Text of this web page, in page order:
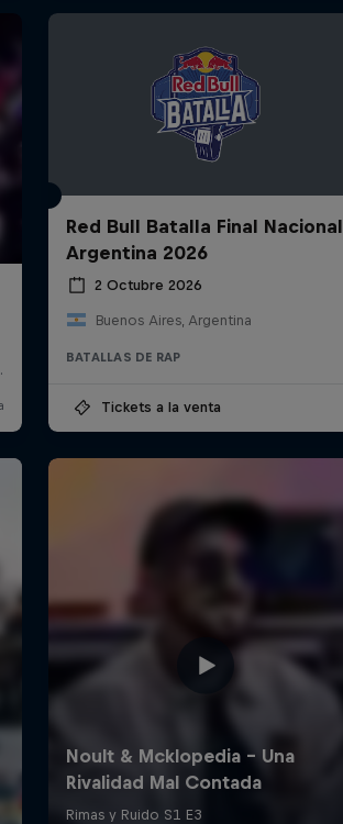
Red Bull Batalla Final Nacional
Argentina 2026
2 Octubre 2026
Buenos Aires, Argentina
BATALLAS DE RAP
Tickets a la venta